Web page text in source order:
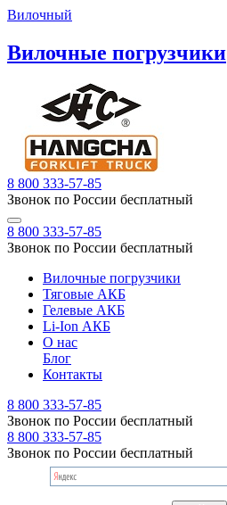
Вилочный
Вилочные погрузчики
8 800 333-57-85
Звонок по России бесплатный
8 800 333-57-85
Звонок по России бесплатный
Вилочные погрузчики
Тяговые АКБ
Гелевые АКБ
Li-Ion АКБ
О нас
Блог
Контакты
8 800 333-57-85
Звонок по России бесплатный
8 800 333-57-85
Звонок по России бесплатный